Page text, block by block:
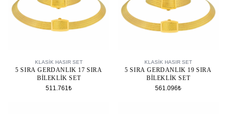
KLASIK HASIR SET
5 SIRA GERDANLIK 17 SIRA
BILEKLIK SET
511.761₺
KLASIK HASIR SET
5 SIRA GERDANLIK 19 SIRA
BILEKLIK SET
561.096₺